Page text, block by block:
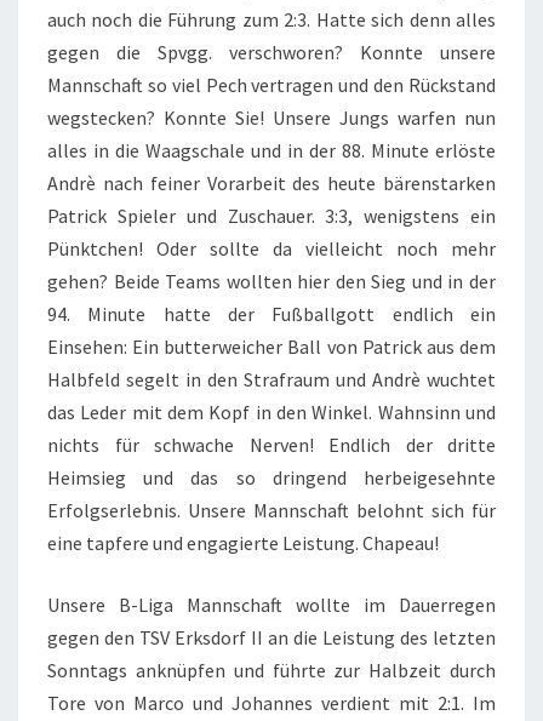
auch noch die Führung zum 2:3. Hatte sich denn alles
gegen die Spvgg. verschworen? Konnte unsere
Mannschaft so viel Pech vertragen und den Rückstand
wegstecken? Konnte Sie! Unsere Jungs warfen nun
alles in die Waagschale und in der 88. Minute erlöste
Andrè nach feiner Vorarbeit des heute bärenstarken
Patrick Spieler und Zuschauer. 3:3, wenigstens ein
Pünktchen! Oder sollte da vielleicht noch mehr
gehen? Beide Teams wollten hier den Sieg und in der
94. Minute hatte der Fußballgott endlich ein
Einsehen: Ein butterweicher Ball von Patrick aus dem
Halbfeld segelt in den Strafraum und Andrè wuchtet
das Leder mit dem Kopf in den Winkel. Wahnsinn und
nichts für schwache Nerven! Endlich der dritte
Heimsieg und das so dringend herbeigesehnte
Erfolgserlebnis. Unsere Mannschaft belohnt sich für
eine tapfere und engagierte Leistung. Chapeau!
Unsere B-Liga Mannschaft wollte im Dauerregen
gegen den TSV Erksdorf II an die Leistung des letzten
Sonntags anknüpfen und führte zur Halbzeit durch
Tore von Marco und Johannes verdient mit 2:1. Im